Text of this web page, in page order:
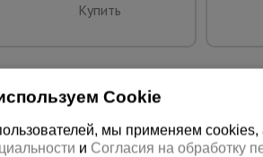
Купить
Cookie
мы применяем cookies,
и Согласия на обработку